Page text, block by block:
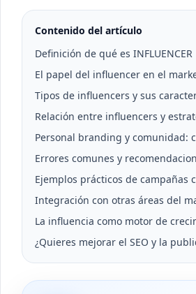
Contenido del artículo
Definición de qué es INFLUENCER
El papel del influencer en el
Tipos de influencers y sus
Relación entre influencers y
Personal branding y comunidad:
Errores comunes y
Ejemplos prácticos de campañas
Integración con otras áreas del
La influencia como motor de
¿Quieres mejorar el SEO y la